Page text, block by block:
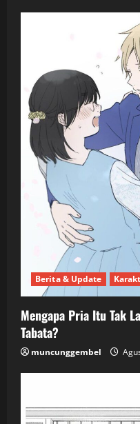
Berita & Update
Mengapa Pria Itu Tak
Tabata?
muncunggembel